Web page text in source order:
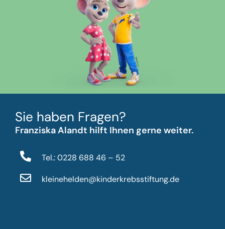
Sie haben Fragen?
Franziska Alandt hilft Ihnen gerne weiter.
Tel.: 0228 688 46 – 52
kleinehelden@kinderkrebsstiftung.de